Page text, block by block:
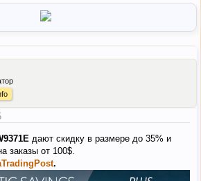
дают скидку в размере до 35% и
заказы от 100$.
.